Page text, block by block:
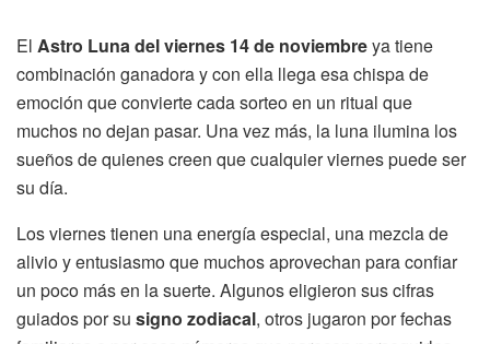
El Astro Luna del viernes 14 de noviembreya tiene
combinación ganadora y con ella llega esa chispa de
emoción que convierte cada sorteo en un ritual que
muchos no dejan pasar. Una vez más, la luna ilumina los
sueños de quienes creen que cualquier viernes puede ser
su día.
Los viernes tienen una energía especial, una mezcla de
alivio y entusiasmo que muchos aprovechan para confiar
un poco más en la suerte. Algunos eligieron sus cifras
guiados por su signo zodiacal, otros jugaron por fechas